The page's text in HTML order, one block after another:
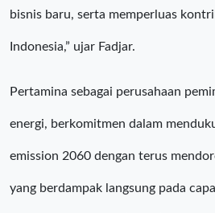
bisnis baru, serta memperluas
Indonesia,” ujar Fadjar.
Pertamina sebagai perusahaan
energi, berkomitmen dalam
emission 2060 dengan terus
yang berdampak langsung pada